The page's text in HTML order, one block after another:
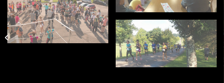
Les Gosses en Balade